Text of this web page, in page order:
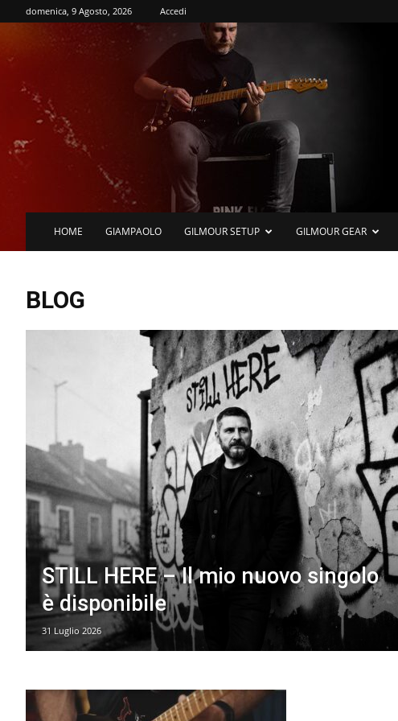
domenica, 9 Agosto, 2026 Accedi
HOME GIAMPAOLO GILMOUR SETUP GILMOUR GEAR
BLOG
STILL HERE – Il mio nuovo singolo
è disponibile
31 Luglio 2026